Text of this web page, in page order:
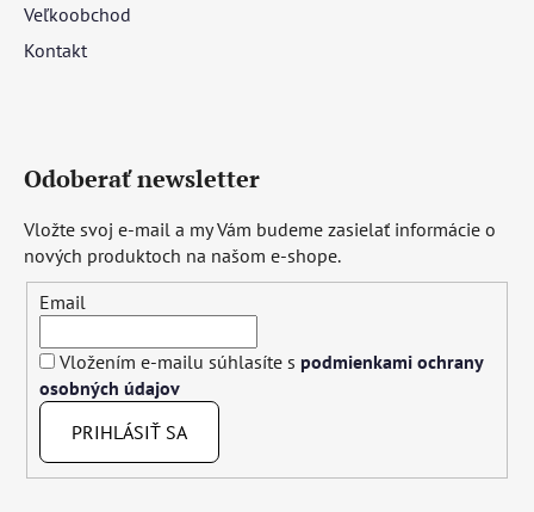
Veľkoobchod
Kontakt
Odoberať newsletter
Vložte svoj e-mail a my Vám budeme zasielať informácie o
nových produktoch na našom e-shope.
Email
Vložením e-mailu súhlasíte s podmienkami ochrany
osobných údajov
PRIHLÁSIŤ SA